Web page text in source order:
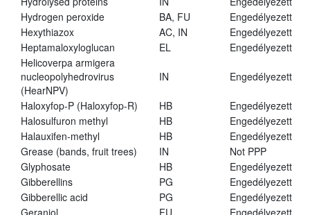
Hydrogen peroxide
BA, FU
Engedélyezett
Hexythiazox
AC, IN
Engedélyezett
Heptamaloxyloglucan
EL
Engedélyezett
Helicoverpa armigera
nucleopolyhedrovirus
(HearNPV)
IN Engedélyezett
Haloxyfop-P (Haloxyfop-R) HB
Engedélyezett
Halosulfuron methyl
HB
Engedélyezett
Halauxifen-methyl
HB
Engedélyezett
Grease (bands, fruit trees)
IN
Not PPP
Glyphosate
HB
Engedélyezett
Gibberellins
PG
Engedélyezett
Gibberellic acid
PG
Engedélyezett